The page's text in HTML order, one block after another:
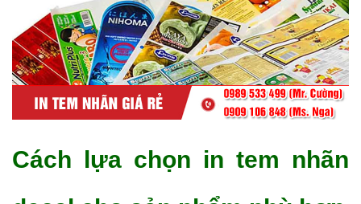
Cách lựa chọn in tem nhãn